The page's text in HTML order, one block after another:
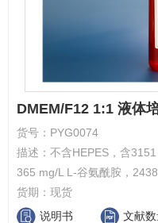
DMEM/F12 1:1 液体
货号： PYG0074
描述： 不含HEPES，含
365 mg/L L-谷氨酰胺，
货期： 现货
说明书
文献